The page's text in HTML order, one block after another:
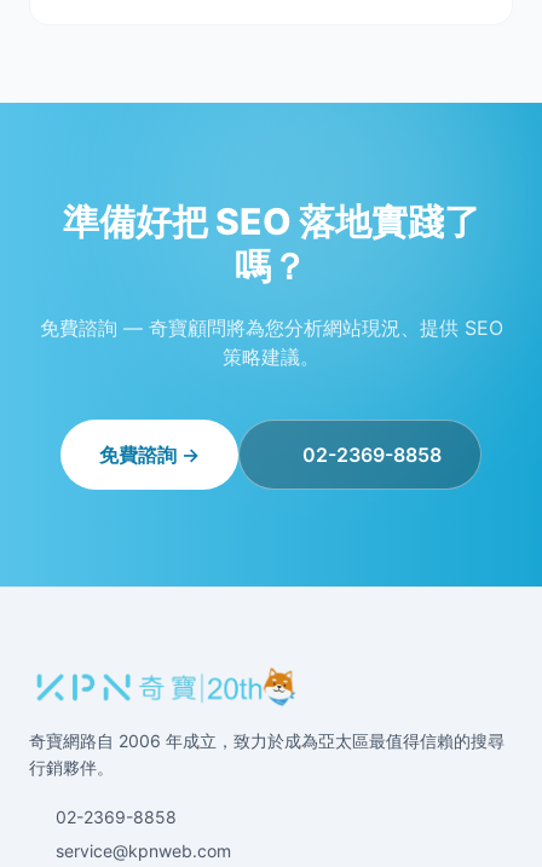
準備好把 SEO 落地實踐了
嗎？
免費諮詢 — 奇寶顧問將為您分析網站現況、提供 SEO
策略建議。
免費諮詢 → 02-2369-8858
奇寶網路自 2006 年成立，致力於成為亞太區最值得信賴的搜尋
行銷夥伴。
02-2369-8858
service@kpnweb.com